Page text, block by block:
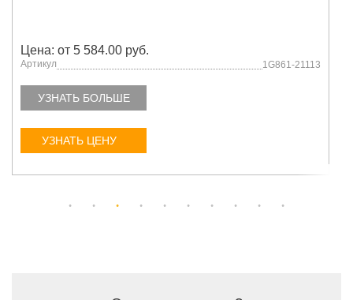
Цена: от 5 584.00 руб.
Артикул 7199007
УЗНАТЬ БОЛЬШЕ
УЗНАТЬ ЦЕНУ